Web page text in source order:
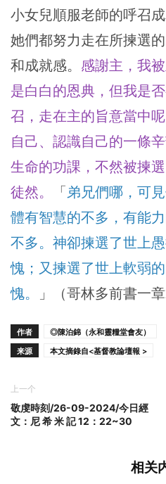
小女兒順服老師的呼召
她們都努力走在所揀選
和成就感。 感謝主，我
是白白的恩典，但我是
召，走在主的旨意當中
自己、認識自己的一條
生命的功課，不然被揀
徒然。
「 弟兄們哪，可
體有智慧的不多，有能
不多。神卻揀選了世上
愧；又揀選了世上軟弱
愧。
」（哥林多前書一章
作者
◎陳泊錦（永和靈糧堂會友）
来源
本文摘錄自<基督教論壇報 >
上一个
敬虔時刻/26-09-2024/今日經
文：尼 希 米 記 12：22~30
相关